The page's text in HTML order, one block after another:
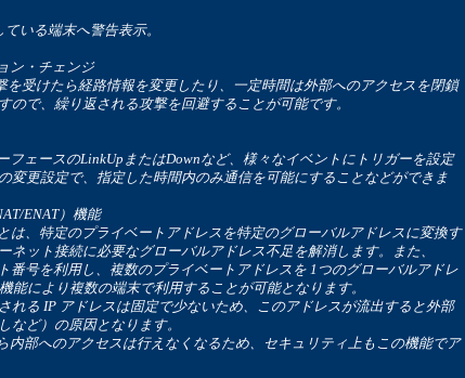
している端末へ警告表示。
ン・チェンジ
を受けたら経路情報を変更したり、一定時間は外部へのアクセスを閉鎖
ので、繰り返される攻撃を回避することが可能です。
変更設定で、指定した時間内のみ通信を可能にすることなどができま
ENAT）機能
ネット接続に必要なグローバルアドレス不足を解消します。また、
番号を利用し、複数のプライベートアドレスを 1つのグローバルアドレ
能により複数の端末で利用することが可能となります。
れる IP アドレスは固定で少ないため、このアドレスが流出すると外部
など）の原因となります。
内部へのアクセスは行えなくなるため、セキュリティ上もこの機能でア